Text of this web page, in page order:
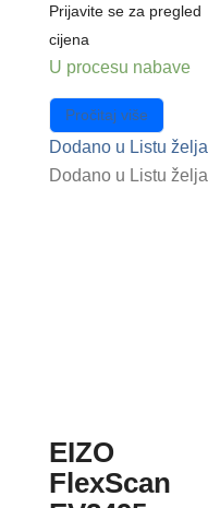
Prijavite se za pregled
cijena
U procesu nabave
Pročitaj više
Dodano u Listu želja
Dodano u Listu želja
EIZO
FlexScan